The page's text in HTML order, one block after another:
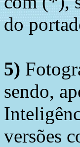
do
5)
sendo,
versões